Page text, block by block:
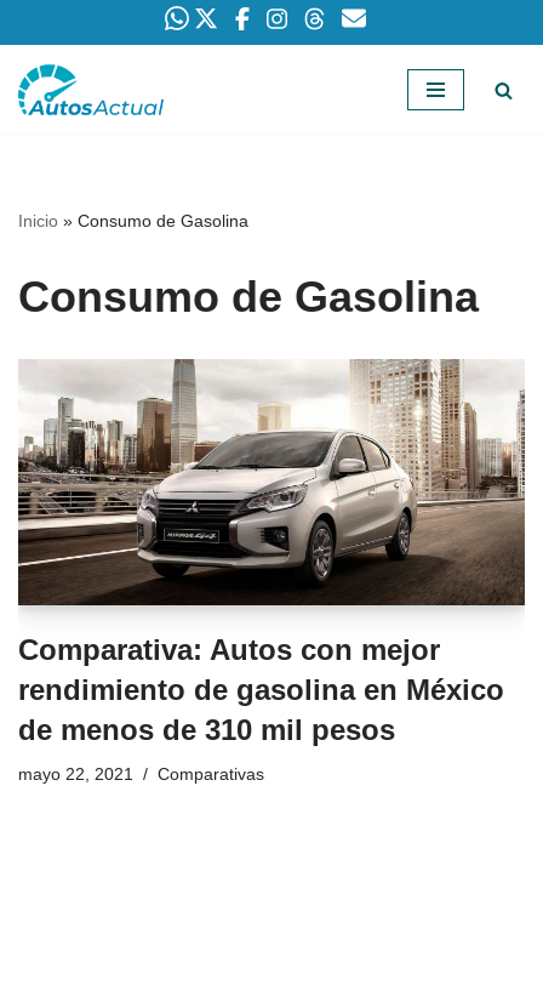
Saltar
Inicio » Consumo de Gasolina
Consumo de Gasolina
Comparativa: Autos con mejor
rendimiento de gasolina en México
de menos de 310 mil pesos
mayo 22, 2021 Comparativas